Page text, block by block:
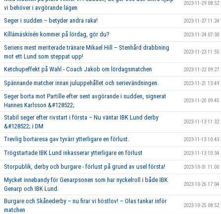
vi behöver i avgörande lägen
2023-11-29 08:52
Seger i sudden – betyder andra raka! 2023-11-27 11:24
Kíllámáskínén kommer på lördag, gör du? 2023-11-24 07:30
Seriens mest meriterade tränare Mikael Hill – Stenhård drabbning
mot ett Lund som steppat upp!
2023-11-23 11:55
Ketchupeffekt på Wahl - Coach Jakob om lördagsmatchen 2023-11-22 09:27
Spännande matcher innan juluppehållet och serievändningen. 2023-11-21 13:49
Seger borta mot Partille efter sent avgörande i sudden, signerat
Hannes Karlsson &#128522;
2023-11-20 09:45
Stabil seger efter rivstart i första – Nu väntar IBK Lund derby
&#128522; i DM
2023-11-13 11:32
Trevlig bortaresa gav tyvärr ytterligare en förlust. 2023-11-13 10:43
Trögstartade IBK Lund inkasserar ytterligare en förlust 2023-11-13 10:34
Storpublik, derby och burgare - förlust på grund av usel första! 2023-10-31 11:00
Mycket innebandy för Genarpsonen som har nyckelroll i både IBK
Genarp och IBK Lund.
2023-10-26 17:04
Burgare och Skånederby – nu firar vi höstlov! – Olas tankar inför
matchen
2023-10-25 08:52